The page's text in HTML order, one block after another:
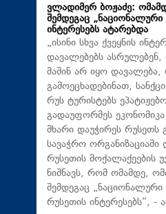
ვლადიმერ ბოჟაძე:
შემდეგაც
ინტერესებს ატარებდა
„ისინი სხვა ქვეყნის
დავალებებს
მაშინ არ იყო
გამოეცხადებინათ,
რუს ტურისტებს
გადაუფორმეს
მხარი დაუჭირეს რუსეთს
სავაჭრო
რუსეთის მოქალაქეების
ნიშნავს, რომ ომამდე,
შემდეგაც
რუსეთის ინტერესებს“, -